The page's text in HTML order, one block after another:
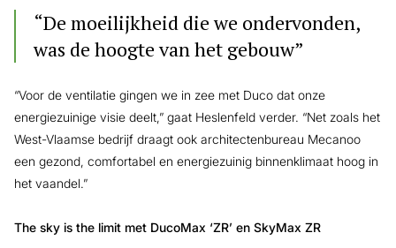
“De moeilijkheid die we ondervonden,
was de hoogte van het gebouw”
“Voor de ventilatie gingen we in zee met Duco dat onze
energiezuinige visie deelt,” gaat Heslenfeld verder. “Net zoals het
West-Vlaamse bedrijf draagt ook architectenbureau Mecanoo
een gezond, comfortabel en energiezuinig binnenklimaat hoog in
het vaandel.”
The sky is the limit met DucoMax ‘ZR’ en SkyMax ZR